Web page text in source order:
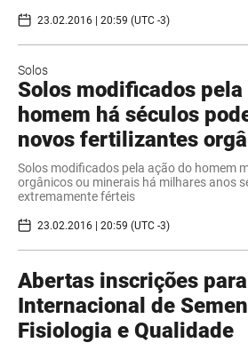
23.02.2016 | 20:59 (UTC -3)
Solos
Solos modificados pela
homem há séculos
novos fertilizantes
Solos modificados pela ação do homem
orgânicos ou minerais há milhares anos
extremamente férteis
23.02.2016 | 20:59 (UTC -3)
Abertas inscrições
Internacional de
Fisiologia e Qualidade